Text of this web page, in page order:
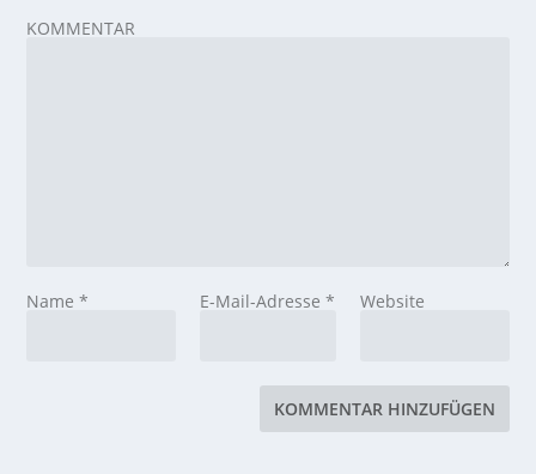
KOMMENTAR
Name* E-Mail-Adresse * Website